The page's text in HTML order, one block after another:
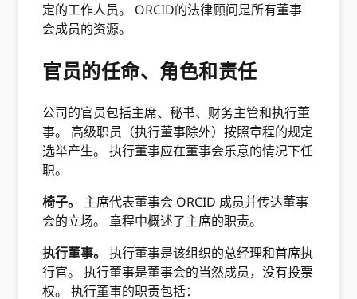
定的工作人员。 ORCID的法律顾问是所有董事
会成员的资源。
官员的任命、角色和责任
公司的官员包括主席、秘书、财务主管和执行董
事。 高级职员（执行董事除外）按照章程的规定
选举产生。 执行董事应在董事会乐意的情况下任
职。
椅子。​ 主席代表董事会 ORCID 成员并传达董事
会的立场。 章程中概述了主席的职责。
执行董事。​执行董事是该组织的总经理和首席执
行官。 执行董事是董事会的当然成员，没有投票
权。 执行董事的职责包括：